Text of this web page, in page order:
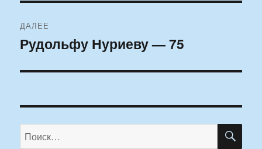
ДАЛЕЕ
Следующая
Рудольфу Нуриеву — 75
Искать: